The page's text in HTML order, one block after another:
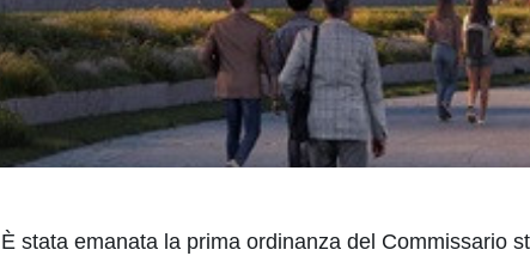
È stata emanata la prima ordinanza del Commissario